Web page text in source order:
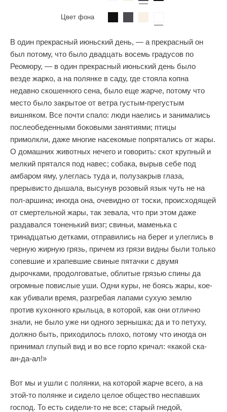
Цвет фона
В один прекрасный июньский день, — а прекрасный он
был потому, что было двадцать восемь градусов по
Реомюру, — в один прекрасный июньский день было
везде жарко, а на полянке в саду, где стояла копна
недавно скошенного сена, было еще жарче, потому что
место было закрытое от ветра густым-прегустым
вишняком. Все почти спало: люди наелись и занимались
послеобеденными боковыми занятиями; птицы
примолкли, даже многие насекомые попрятались от жары.
О домашних животных нечего и говорить: скот крупный и
мелкий прятался под навес; собака, вырыв себе под
амбаром яму, улеглась туда и, полузакрыв глаза,
прерывисто дышала, высунув розовый язык чуть не на
пол-аршина; иногда она, очевидно от тоски, происходящей
от смертельной жары, так зевала, что при этом даже
раздавался тоненький визг; свиньи, маменька с
тринадцатью детками, отправились на берег и улеглись в
черную жирную грязь, причем из грязи видны были только
сопевшие и храпевшие свиные пятачки с двумя
дырочками, продолговатые, облитые грязью спины да
огромные повислые уши. Одни куры, не боясь жары, кое-
как убивали время, разгребая лапами сухую землю
против кухонного крыльца, в которой, как они отлично
знали, не было уже ни одного зернышка; да и то петуху,
должно быть, приходилось плохо, потому что иногда он
принимал глупый вид и во все горло кричал: «какой ска-
ан-да-ал!»
Вот мы и ушли с полянки, на которой жарче всего, а на
этой-то полянке и сидело целое общество неспавших
господ. То есть сидели-то не все; старый гнедой,